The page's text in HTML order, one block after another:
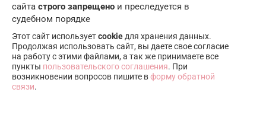
сайта строго запрещено и преследуется в
судебном порядке
Этот сайт используетcookie для хранения данных.
Продолжая использовать сайт, вы даете свое согласие
на работу с этими файлами, а так же принимаете все
пункты пользовательского соглашения. При
возникновении вопросов пишите вформу обратной
связи.